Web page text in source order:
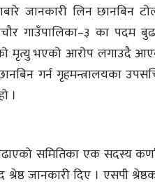
जानकारी लिन छानबिन
गाउँपालिका–३ का पदम
मृत्यु भएको आरोप लगाउदै
गर्न गृहमन्त्रालयका
।
समितिका एक सदस्य
जानकारी दिए । एसपी